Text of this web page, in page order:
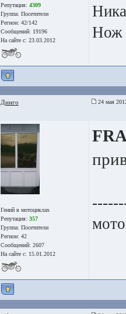
Репутация: 4309
Группа: Посетители
Регион: 42/142
Сообщений: 19196
На сайте с: 23.03.2012
Нож
Динго 24 мая
Гений в мотоциклах
Репутация: 357
Группа: Посетители
Регион: 42
Сообщений: 2607
На сайте с: 15.01.2012